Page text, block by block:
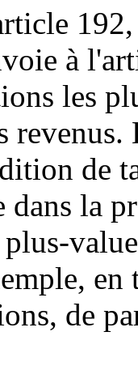
à
les
de
dans la
en
de